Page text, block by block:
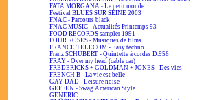
FATA MORGANA - Le petit monde
Festival BLUES SUR SEINE 2003
FNAC - Parcours black
FNAC MUSIC - Actualités Printemps 93
FOOD RECORDS sampler 1991
FOUR ROSES - Musiques de films
FRANCE TELECOM - Easy techno
Franz SCHUBERT - Quintette à cordes D.956
FRAY - Over my head (cable car)
FREDERICKS + GOLDMAN + JONES - Des vies
FRENCH B - La vie est belle
GAY DAD - Leisure noise
GEFFEN - Swag American Style
GENERIC